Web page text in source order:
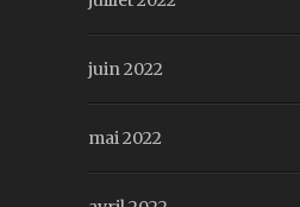
juin 2022
mai 2022